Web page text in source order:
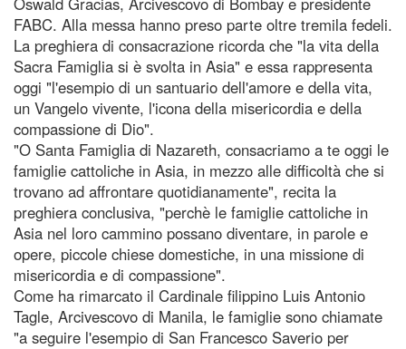
FABC. Alla messa hanno preso parte oltre tremila fedeli.
La preghiera di consacrazione ricorda che "la vita della
Sacra Famiglia si è svolta in Asia" e essa rappresenta
oggi "l'esempio di un santuario dell'amore e della vita,
un Vangelo vivente, l'icona della misericordia e della
compassione di Dio".
"O Santa Famiglia di Nazareth, consacriamo a te oggi le
famiglie cattoliche in Asia, in mezzo alle difficoltà che si
trovano ad affrontare quotidianamente", recita la
preghiera conclusiva, "perchè le famiglie cattoliche in
Asia nel loro cammino possano diventare, in parole e
opere, piccole chiese domestiche, in una missione di
misericordia e di compassione".
Come ha rimarcato il Cardinale filippino Luis Antonio
Tagle, Arcivescovo di Manila, le famiglie sono chiamate
"a seguire l'esempio di San Francesco Saverio per